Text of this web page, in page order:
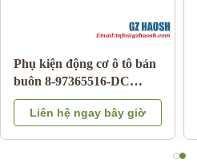
Bộ phận cơ thể ô tô
95486109 thay thế
chevrolet túi khí đồng hồ
xuân cho ARC
Liên hệ ngay bây giờ